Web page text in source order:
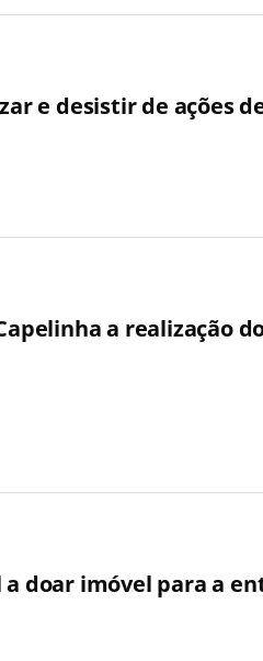
e desistir de ações
a realização
doar imóvel para a